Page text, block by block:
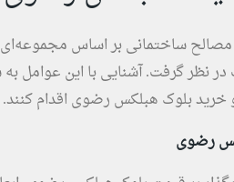
ساختمانی بر اساس
نظر گرفت. آشنایی با این عوامل
خرید بلوک هبلکس رضوی اقدام کنند.